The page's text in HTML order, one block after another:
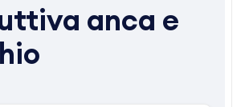
anca e